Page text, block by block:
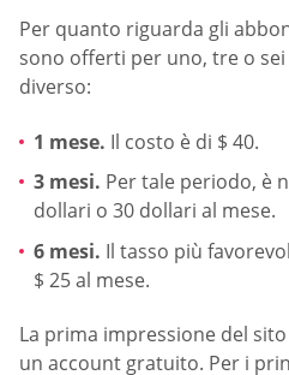
Per quanto riguarda gli
sono offerti per uno, tre o sei
diverso:
1 mese. Il costo è di $ 40.
3 mesi. Per tale periodo, è
dollari o 30 dollari al mese.
6 mesi. Il tasso più
$ 25 al mese.
La prima impressione del
un account gratuito. Per i